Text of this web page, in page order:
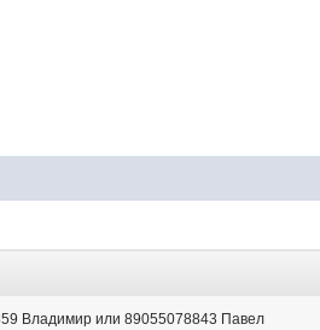
Владимир или 89055078843 Павел